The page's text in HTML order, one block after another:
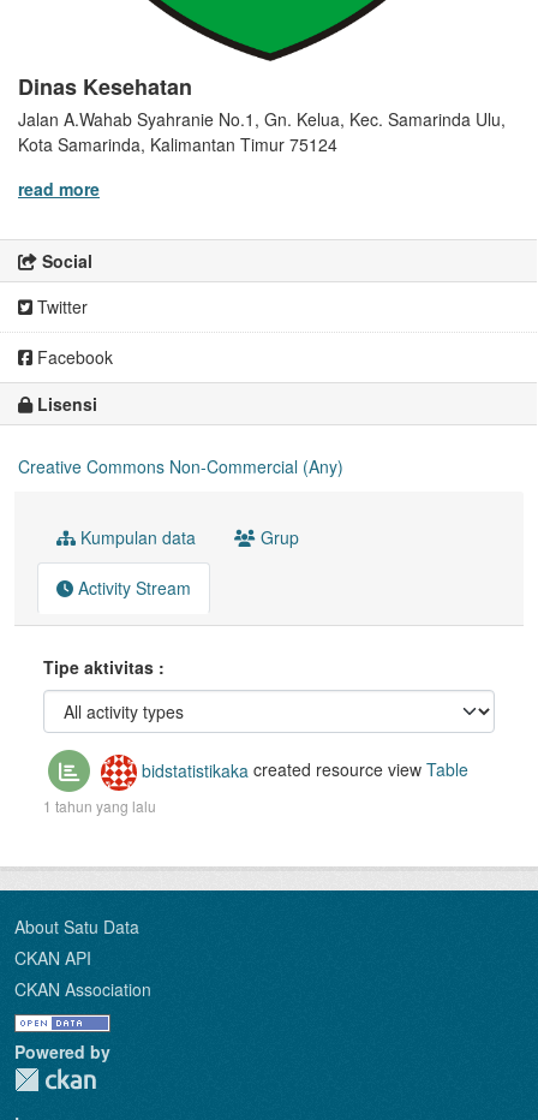
Dinas Kesehatan
Jalan A.Wahab Syahranie No.1, Gn. Kelua, Kec. Samarinda Ulu,
Kota Samarinda, Kalimantan Timur 75124
read more
Social
Twitter
Facebook
Lisensi
Creative Commons Non-Commercial (Any)
Kumpulan data Grup
Activity Stream
Tipe aktivitas
bidstatistikaka created resource view Table
1 tahun yang lalu
About Satu Data
CKAN API
CKAN Association
Powered by